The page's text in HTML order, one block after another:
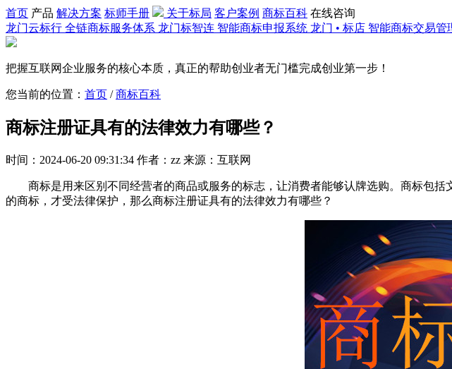
首页 产品 解决方案 标师手册 关于标局 客户案例 商标百科 在线咨询
龙门云标行 全链商标服务体系 龙门标智连 智能商标申报系统 龙门 • 标店 智能商标交易管
把握互联网企业服务的核心本质，真正的帮助创业者无门槛完成创业第一步！
您当前的位置： 首页 /商标百科
商标注册证具有的法律效力有哪些？
时间：2024-06-20 09:31:34 作者：zz 来源：互联网
商标是用来区别不同经营者的商品或服务的标志，让消费者能够认牌选购。商标包括
的商标，才受法律保护，那么商标注册证具有的法律效力有哪些？